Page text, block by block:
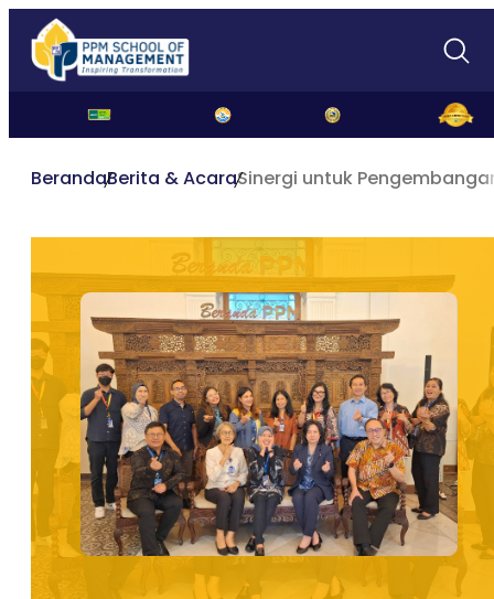
BerandaBerita & AcaraSinergi untuk